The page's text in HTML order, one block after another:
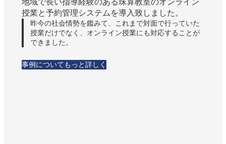
授業と予約管理システムを導入致しました。
昨今の社会情勢を鑑みて、これまで対面で行っていた
授業だけでなく、オンライン授業にも対応することが
できました。
事例についてもっと詳しく